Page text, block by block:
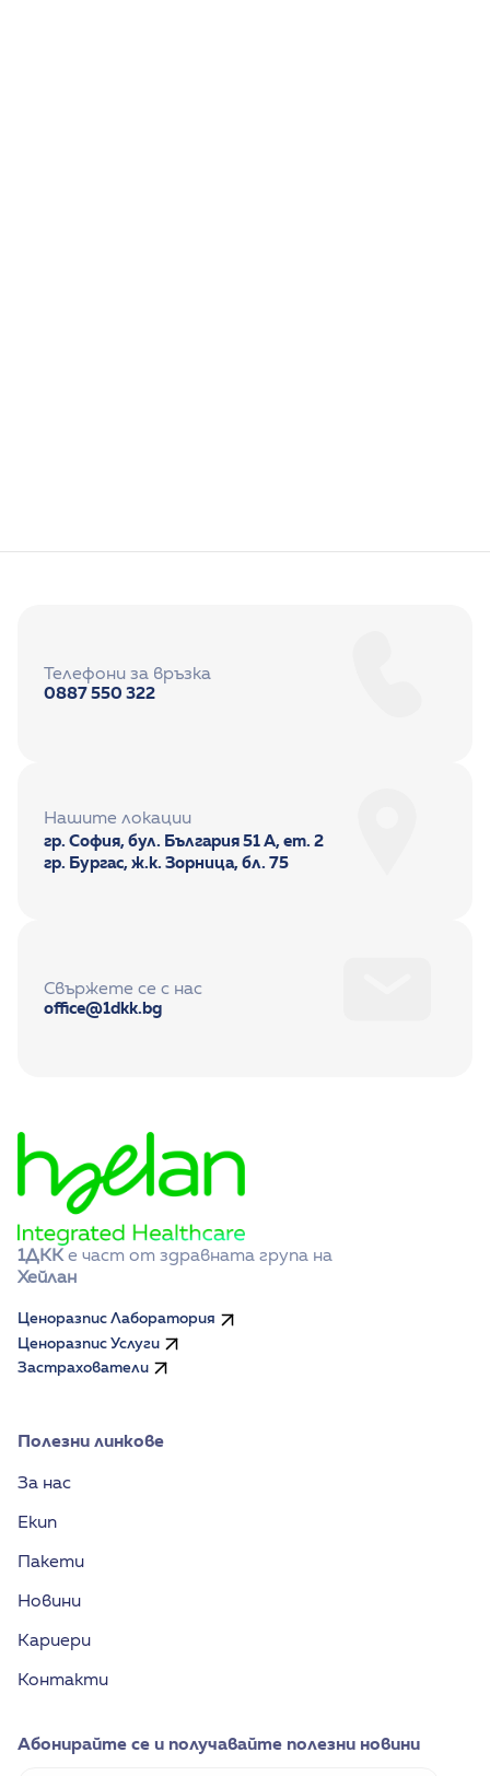
Телефони за връзка
0887 550 322
Нашите локации
гр. София, бул. България 51 А, ет. 2
гр. Бургас, ж.к. Зорница, бл. 75
Свържете се с нас
office@1dkk.bg
1ДКК
Хейлан
Ценоразпис Лаборатория
Ценоразпис Услуги
Застрахователи
Полезни линкове
За нас
Екип
Пакети
Новини
Кариери
Контакти
Абонирайте се и получавайте полезни новини